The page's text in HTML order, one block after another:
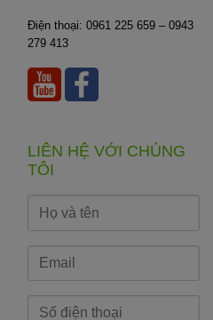
Điện thoại: 0961 225 659 – 0943
279 413
LIÊN HỆ VỚI CHÚNG
TÔI